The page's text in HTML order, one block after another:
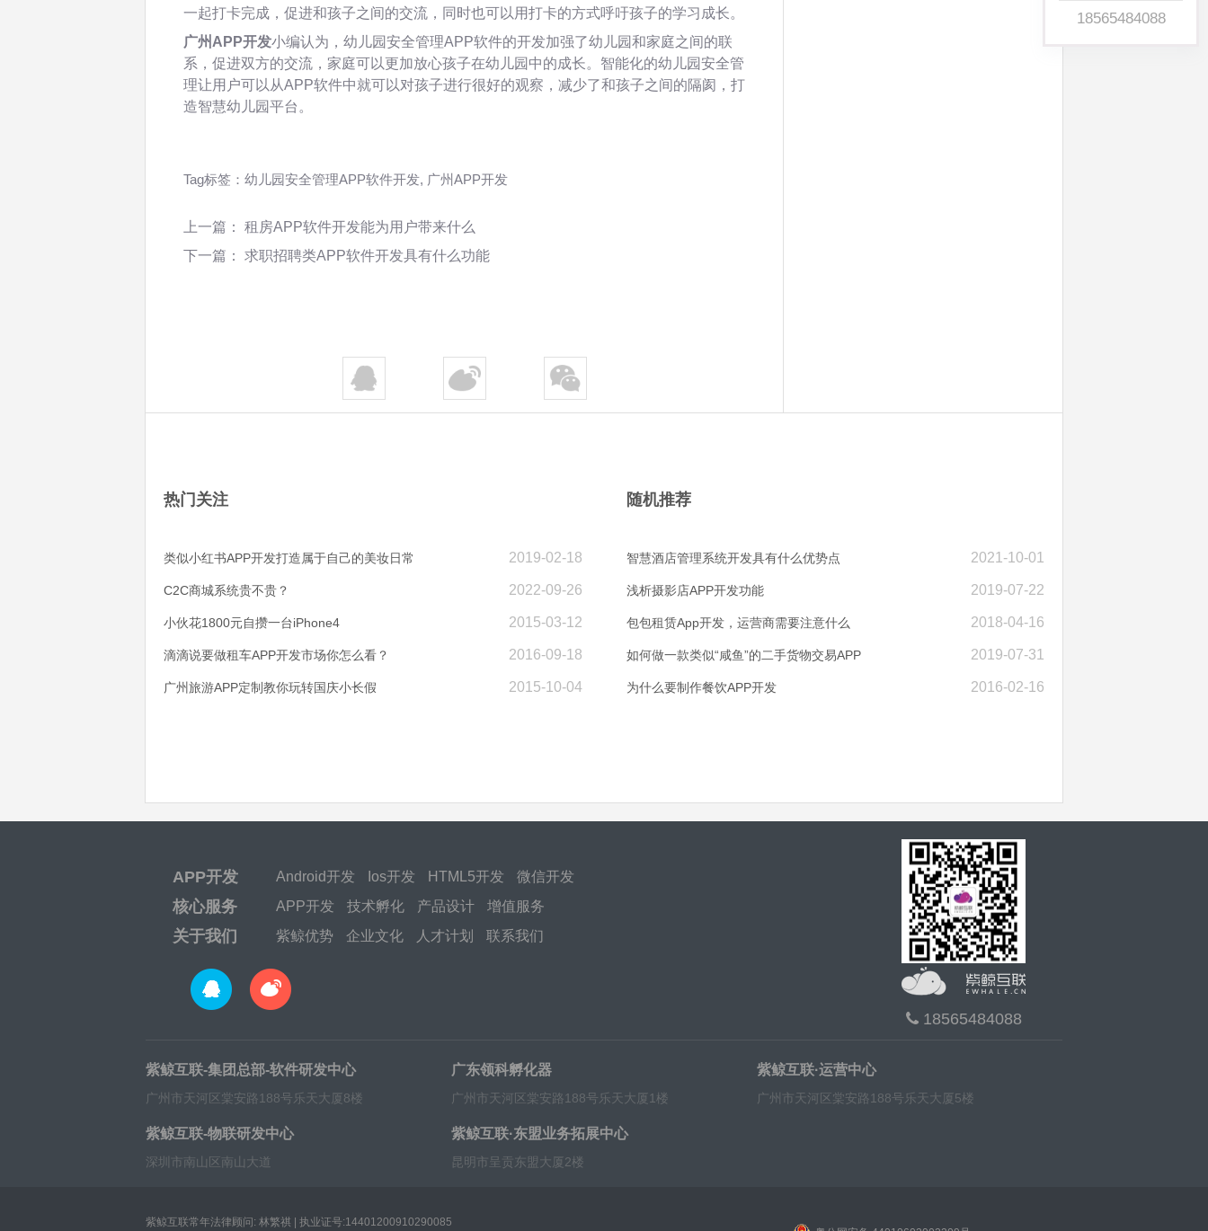
18565484088
一起打卡完成，促进和孩子之间的交流，同时也可以用打卡的方式呼吁孩子的学习成长。
广州APP开发小编认为，幼儿园安全管理APP软件的开发加强了幼儿园和家庭之间的联
系，促进双方的交流，家庭可以更加放心孩子在幼儿园中的成长。智能化的幼儿园安全管
理让用户可以从APP软件中就可以对孩子进行很好的观察，减少了和孩子之间的隔阂，打
造智慧幼儿园平台。
Tag标签： 幼儿园安全管理APP软件开发, 广州APP开发
上一篇： 租房APP软件开发能为用户带来什么
下一篇： 求职招聘类APP软件开发具有什么功能
热门关注
2019-02-18
类似小红书APP开发打造属于自己的美妆日常
2022-09-26
C2C商城系统贵不贵？
2015-03-12
小伙花1800元自攒一台iPhone4
2016-09-18
滴滴说要做租车APP开发市场你怎么看？
2015-10-04
广州旅游APP定制教你玩转国庆小长假
随机推荐
2021-10-01
智慧酒店管理系统开发具有什么优势点
2019-07-22
浅析摄影店APP开发功能
2018-04-16
包包租赁App开发，运营商需要注意什么
2019-07-31
如何做一款类似“咸鱼”的二手货物交易APP
2016-02-16
为什么要制作餐饮APP开发
APP开发 Android开发 Ios开发 HTML5开发 微信开发
核心服务 APP开发 技术孵化 产品设计 增值服务
关于我们 紫鲸优势 企业文化 人才计划 联系我们
18565484088
紫鲸互联-集团总部-软件研发中心
广州市天河区棠安路188号乐天大厦8楼
广东领科孵化器
广州市天河区棠安路188号乐天大厦1楼
紫鲸互联·运营中心
广州市天河区棠安路188号乐天大厦5楼
紫鲸互联-物联研发中心
深圳市南山区南山大道
紫鲸互联·东盟业务拓展中心
昆明市呈贡东盟大厦2楼
紫鲸互联常年法律顾问: 林繁祺 | 执业证号:14401200910290085